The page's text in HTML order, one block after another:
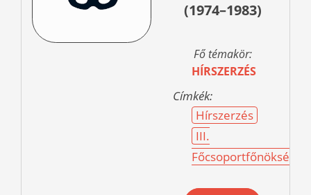
(1974–1983)
Fő témakör:
HÍRSZERZÉS
Címkék:
Hírszerzés
III.
Főcsoportfőnökség